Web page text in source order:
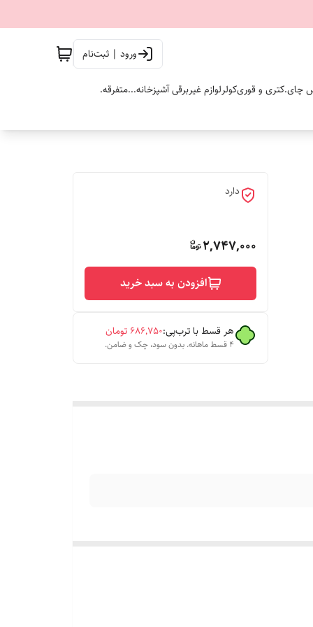
ورود | ثبت‌نام
چای.کتری و قوریکولرلوازم غیربرقی آشپزخانه...متفرقه.
دارد
2,747,000
افزودن به سبد خرید
هر قسط با ترب‌پی:۶۸۶٬۷۵۰ تومان
۴ قسط ماهانه. بدون سود، چک و ضامن.